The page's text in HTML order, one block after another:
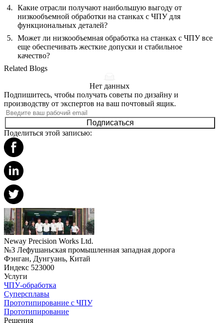
Какие отрасли получают наибольшую выгоду от
низкообъемной обработки на станках с ЧПУ для
функциональных деталей?
Может ли низкообъемная обработка на станках с ЧПУ все
еще обеспечивать жесткие допуски и стабильное
качество?
Related Blogs
Нет данных
Подпишитесь, чтобы получать советы по дизайну и
производству от экспертов на ваш почтовый ящик.
Подписаться
Поделиться этой записью:
Neway Precision Works Ltd.
№3 Лефушаньская промышленная западная дорога
Фэнган, Дунгуань, Китай
Индекс 523000
Услуги
ЧПУ-обработка
Суперсплавы
Прототипирование с ЧПУ
Прототипирование
Решения